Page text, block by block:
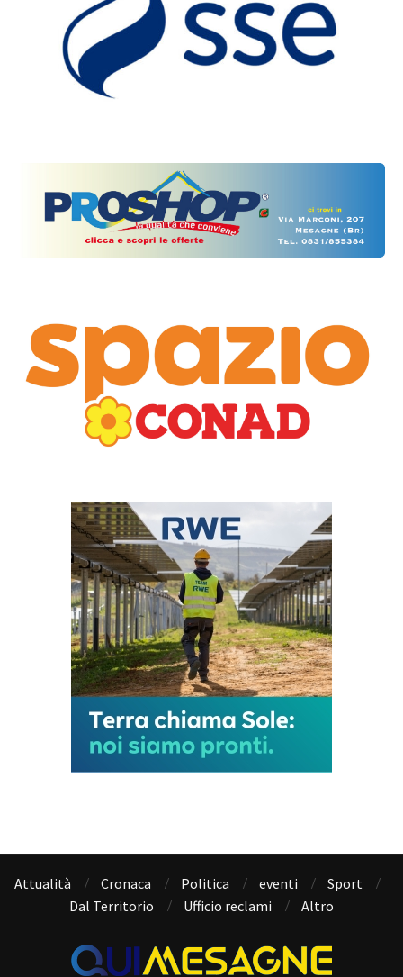
Attualità Cronaca Politica eventi
Sport
Dal Territorio
Ufficio reclami Altro